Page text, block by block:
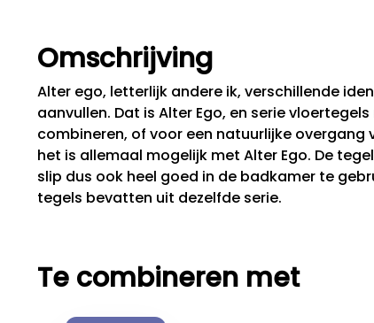
Omschrijving
Alter ego, letterlijk andere ik, verschillende
aanvullen. Dat is Alter Ego, en serie
combineren, of voor een natuurlijke
het is allemaal mogelijk met Alter Ego. De
slip dus ook heel goed in de badkamer te
tegels bevatten uit dezelfde serie.
Te combineren met